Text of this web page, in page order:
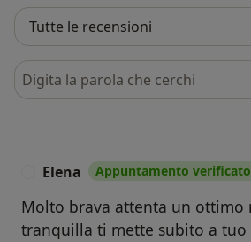
Cerca nelle recensioni
Elena Appuntamento verificato
Molto brava attenta un ottimo
tranquilla ti mette subito a tuo